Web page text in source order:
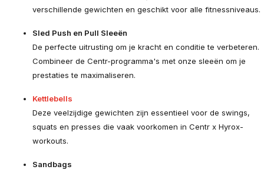
verschillende gewichten en geschikt voor alle fitnessniveaus.
Sled Push en Pull Sleeën
De perfecte uitrusting om je kracht en conditie te verbeteren.
Combineer de Centr-programma's met onze sleeën om je
prestaties te maximaliseren.
Kettlebells
Deze veelzijdige gewichten zijn essentieel voor de swings,
squats en presses die vaak voorkomen in Centr x Hyrox-
workouts.
Sandbags